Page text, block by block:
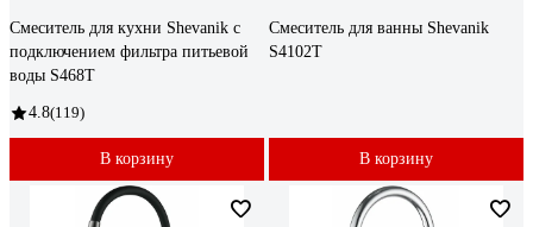
Смеситель для кухни Shevanik с
подключением фильтра питьевой
воды S468T
4.8(119)
В корзину
Смеситель для ванны Shevanik
S4102T
В корзину